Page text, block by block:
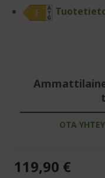
OTA
119,90 €